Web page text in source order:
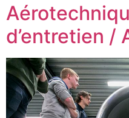
d’entretien /